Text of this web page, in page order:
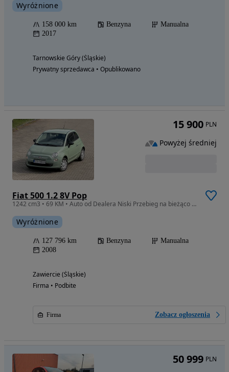
Wyróżnione
158 000 km Benzyna
Manualna
2017
Tarnowskie Góry (Śląskie)
Prywatny sprzedawca • Opublikowano
Fiat 500 1.2 8V Pop
1242 cm3 • 69 KM • Auto od Dealera Niski Przebieg na bieżąco serwisowane
Wyróżnione
127 796 km Benzyna
Manualna
2008
Zawiercie (Śląskie)
Firma • Podbite
Firma Zobacz ogłoszenia
15 900 PLN
Powyżej średniej
50 999 PLN